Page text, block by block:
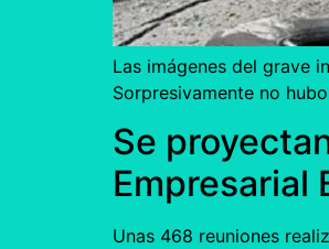
Las imágenes del grave
Sorpresivamente no
Se
Empresarial
Unas 468 reuniones